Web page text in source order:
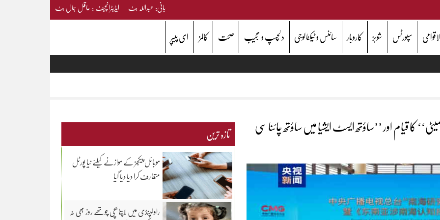
بانی: عبداللہ بٹ ایڈیٹرانچیف : عاقل جمال بٹ
سپورٹس شوبز کاروبار سائنس و ٹیکنالوجی دلچسپ و عجیب صحت کالمز ای پیپر
کا قیام اور ’’ساؤتھ ایسٹ ایشیا میں ساؤتھ چائنا سی تازہ ترین
موبائل پیکجز کے موازنے کیلئے نیا پورٹل
متعارف کرا دیا دیا گیا
راولپنڈی میں لاپتا بچی چوتھے روز بھی نہ